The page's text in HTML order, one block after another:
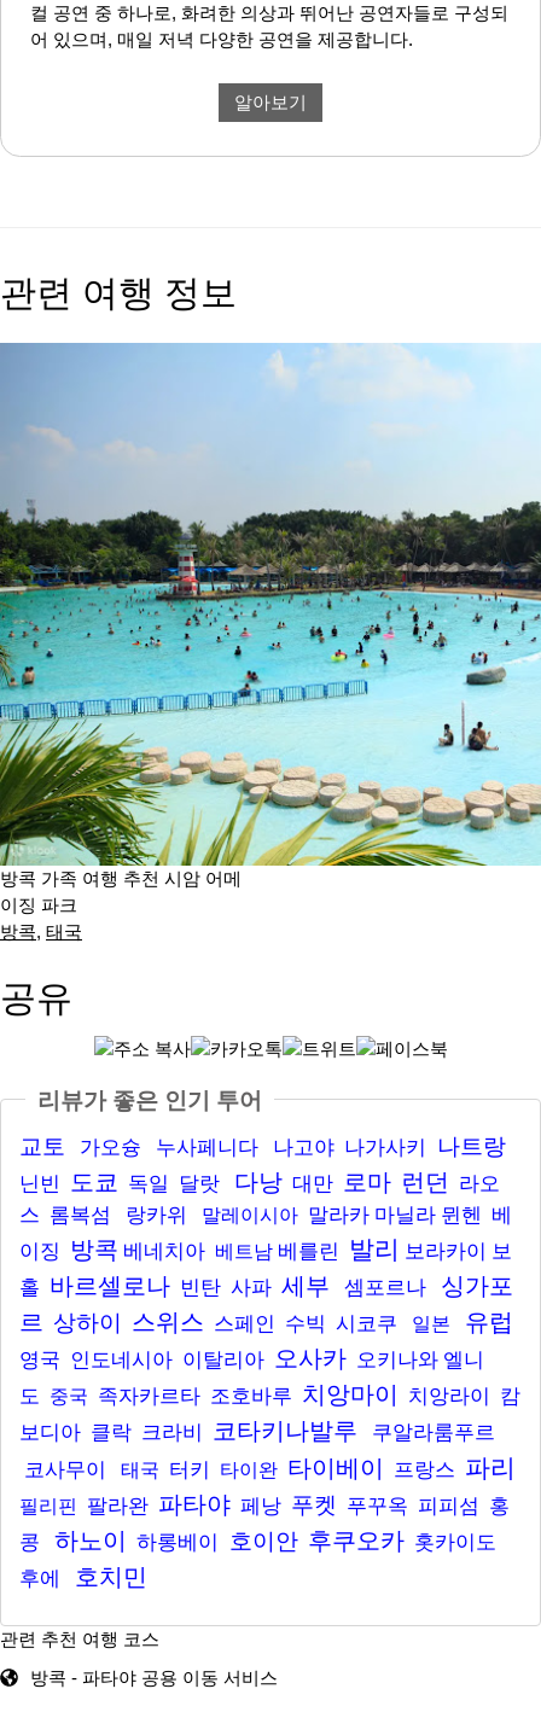
컬 공연 중 하나로, 화려한 의상과 뛰어난 공연자들로 구성되
어 있으며, 매일 저녁 다양한 공연을 제공합니다.
알아보기
관련 여행 정보
방콕 가족 여행 추천 시암 어메
이징 파크
방콕, 태국
공유
리뷰가 좋은 인기 투어
교토 가오슝 누사페니다 나고야 나가사키 나트랑
닌빈 도쿄 독일 달랏 다낭 대만 로마 런던 라오
스 롬복섬 랑카위 말레이시아 말라카 마닐라 뮌헨 베
이징 방콕 베네치아 베트남 베를린 발리 보라카이 보
홀 바르셀로나 빈탄 사파 세부 셈포르나
싱가포
르 상하이 스위스 스페인 수빅 시코쿠 일본 유럽
영국 인도네시아 이탈리아 오사카 오키나와 엘니
도 중국 족자카르타 조호바루 치앙마이 치앙라이 캄
보디아 클락 크라비 코타키나발루
쿠알라룸푸르
코사무이
태국 터키 타이완 타이베이 프랑스 파리
필리핀 팔라완 파타야 페낭 푸켓 푸꾸옥 피피섬 홍
콩
하노이 하롱베이 호이안 후쿠오카 홋카이도
후에
호치민
관련 추천 여행 코스
방콕 - 파타야 공용 이동 서비스